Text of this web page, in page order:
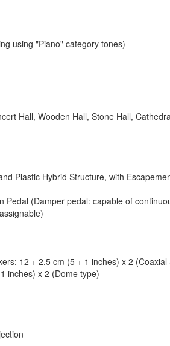
using "Piano" category tones)
Hall, Wooden Hall, Stone Hall,
Plastic Hybrid Structure, with
Pedal (Damper pedal: capable of
12 + 2.5 cm (5 + 1 inches) x 2
inches) x 2 (Dome type)